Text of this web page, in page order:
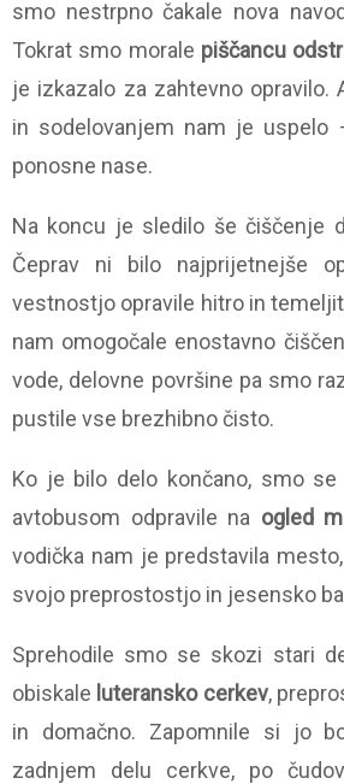
smo nestrpno čakale nova
Tokrat smo morale piščancu
je izkazalo za zahtevno opravilo.
in sodelovanjem nam je
ponosne nase.
Na koncu je sledilo še čiščenje
Čeprav ni bilo najprijetnejše
vestnostjo opravile hitro in
nam omogočale enostavno
vode, delovne površine pa smo
pustile vse brezhibno čisto.
Ko je bilo delo končano, smo
avtobusom odpravile na ogled
vodička nam je predstavila
svojo preprostostjo in jesensko
Sprehodile smo se skozi stari
obiskale luteransko cerkev,
in domačno. Zapomnile si jo
zadnjem delu cerkve, po